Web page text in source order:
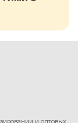
и оптовых